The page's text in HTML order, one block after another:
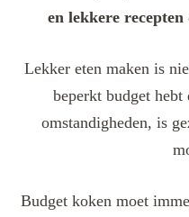
en lekkere
Lekker eten maken is
beperkt budget
omstandigheden, is
Budget koken moet